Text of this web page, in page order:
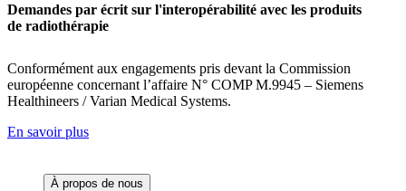
Demandes par écrit sur l'interopérabilité avec les produits
de radiothérapie
Conformément aux engagements pris devant la Commission
européenne concernant l’affaire N° COMP M.9945 – Siemens
Healthineers / Varian Medical Systems.
En savoir plus
À propos de nous‌